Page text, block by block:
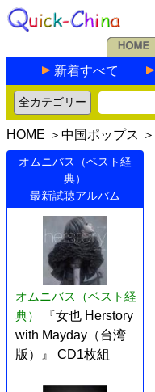
新着すべて
HOME ＞ 中国ポップス ＞
オムニバス（ベスト経
典）
最新試聴アルバム
オムニバス（ベスト経
典）
『女也 Herstory
with Mayday（台湾
版）』 CD1枚組